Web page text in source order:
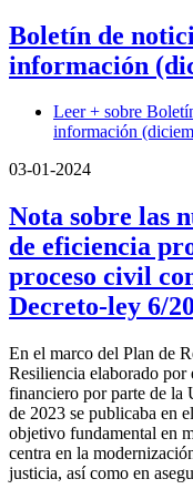
Boletín de
información
Leer + sobre
información
03-01-2024
Nota sobre las
de eficiencia
proceso civil
Decreto-ley 6/
En el marco del Plan de
Resiliencia elaborado
financiero por parte de la
de 2023 se publicaba en
objetivo fundamental en
centra en la
justicia, así como en